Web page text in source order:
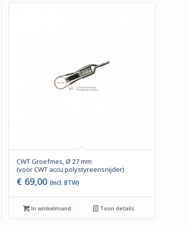
CWT Groefmes, Ø 27 mm
(voor CWT accu polystyreensnijder)
€ 69,00 (Incl. BTW)
In winkelmand Toon details